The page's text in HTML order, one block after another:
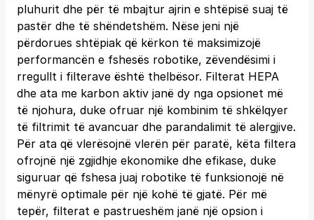
pluhurit dhe për të mbajtur ajrin e shtëpisë suaj të
pastër dhe të shëndetshëm. Nëse jeni një
përdorues shtëpiak që kërkon të maksimizojë
performancën e fshesës robotike, zëvendësimi i
rregullt i filterave është thelbësor. Filterat HEPA
dhe ata me karbon aktiv janë dy nga opsionet më
të njohura, duke ofruar një kombinim të shkëlqyer
të filtrimit të avancuar dhe parandalimit të alergjive.
Për ata që vlerësojnë vlerën për paratë, këta filtera
ofrojnë një zgjidhje ekonomike dhe efikase, duke
siguruar që fshesa juaj robotike të funksionojë në
mënyrë optimale për një kohë të gjatë. Për më
tepër, filterat e pastrueshëm janë një opsion i